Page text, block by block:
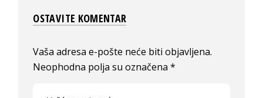
OSTAVITE KOMENTAR
Vaša adresa e-pošte neće biti objavljena.
Neophodna polja su označena*